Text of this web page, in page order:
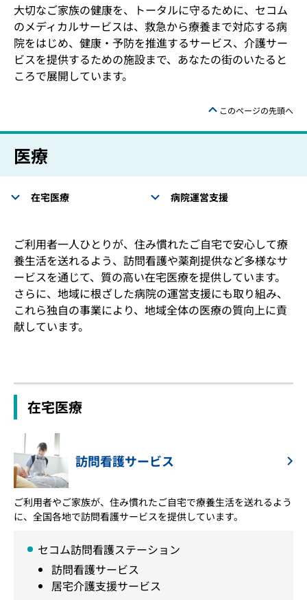
大切なご家族の健康を、トータルに守るために、セコム
のメディカルサービスは、救急から療養まで対応する病
院をはじめ、健康・予防を推進するサービス、介護サー
ビスを提供するための施設まで、あなたの街のいたると
ころで展開しています。
このページの先頭へ
医療
在宅医療 病院運営支援
ご利用者一人ひとりが、住み慣れたご自宅で安心して療
養生活を送れるよう、訪問看護や薬剤提供など多様なサ
ービスを通じて、質の高い在宅医療を提供しています。
さらに、地域に根ざした病院の運営支援にも取り組み、
これら独自の事業により、地域全体の医療の質向上に貢
献しています。
在宅医療
訪問看護サービス
ご利用者やご家族が、住み慣れたご自宅で療養生活を送れるよう
に、全国各地で訪問看護サービスを提供しています。
セコム訪問看護ステーション
訪問看護サービス
居宅介護支援サービス